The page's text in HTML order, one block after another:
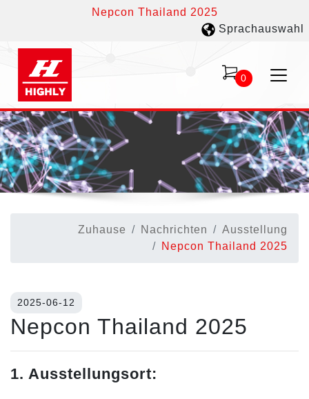
Nepcon Thailand 2025
Sprachauswahl
0
Zuhause Nachrichten
Ausstellung
Nepcon Thailand 2025
2025-06-12
Nepcon Thailand 2025
1. Ausstellungsort: